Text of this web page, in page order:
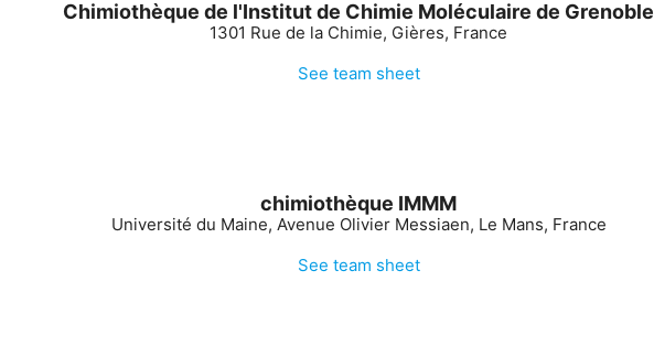
Chimiothèque de l'Institut de Chimie Moléculaire de Grenoble
1301 Rue de la Chimie, Gières, France
See team sheet
chimiothèque IMMM
Université du Maine, Avenue Olivier Messiaen, Le Mans, France
See team sheet